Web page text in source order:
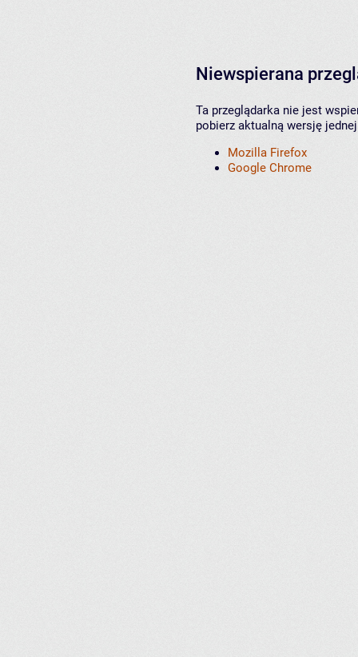
Niewspierana
Ta przeglądarka nie jest
pobierz aktualną wersję
Mozilla Firefox
Google Chrome